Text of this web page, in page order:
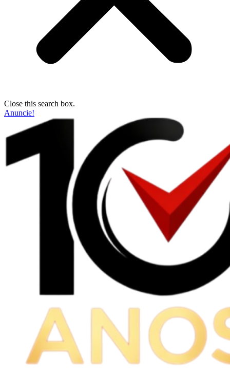
Close this search box.
Anuncie!